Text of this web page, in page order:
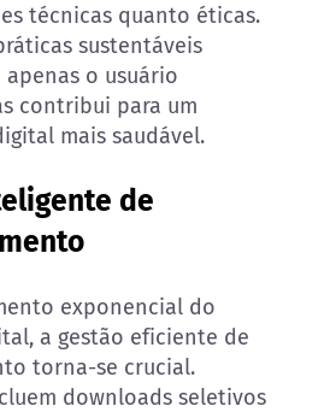
técnicas quanto éticas.
sustentáveis
o usuário
contribui para um
mais saudável.
de
exponencial do
a gestão eficiente de
torna-se crucial.
downloads seletivos